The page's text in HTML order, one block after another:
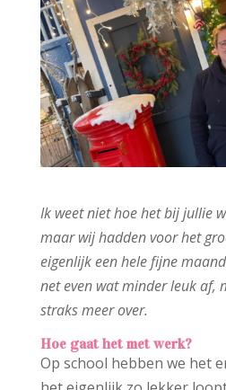
Ik weet niet hoe het bij jullie
maar wij hadden voor het
eigenlijk een hele fijne
net even wat minder leuk af,
straks meer over.
Hoe gaat het met werk?
Op school hebben we het